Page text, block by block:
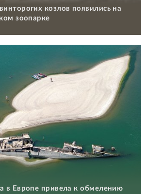
козлов появились на
зоопарке
в Европе привела к обмелению